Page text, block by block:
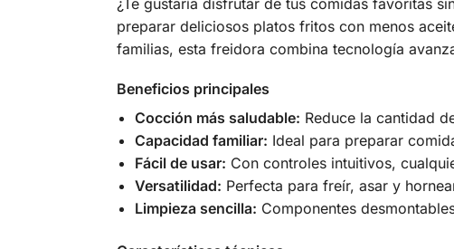
preparar deliciosos platos fritos con menos
familias, esta freidora combina tecnología
Beneficios principales
Cocción más saludable: Reduce la cantidad
Capacidad familiar: Ideal para preparar
Fácil de usar: Con controles intuitivos,
Versatilidad: Perfecta para freír, asar y
Limpieza sencilla: Componentes